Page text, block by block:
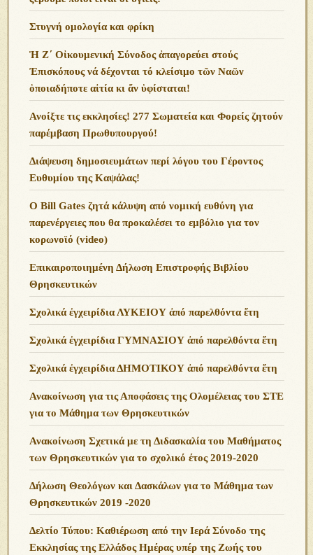
Στυγνή ομολογία και φρίκη
Ἡ Ζ΄ Οἰκουμενική Σύνοδος ἀπαγορεύει στούς
Ἐπισκόπους νά δέχονται τό κλείσιμο τῶν Ναῶν
ὁποιαδήποτε αἰτία κι ἄν ὑφίσταται!
Ανoίξτε τις εκκλησίες! 277 Σωματεία και Φορείς ζητούν
παρέμβαση Πρωθυπουργού!
Διάψευση δημοσιευμάτων περί λόγου του Γέροντος
Ευθυμίου της Καψάλας!
O Bill Gates ζητά κάλυψη από νομική ευθύνη για
παρενέργειες που θα προκαλέσει το εμβόλιο για τον
κορωνοϊό (video)
Επικαιροποιημένη Δήλωση Επιστροφής Βιβλίου
Θρησκευτικών
Σχολικά ἐγχειρίδια ΛΥΚΕΙΟΥ ἀπό παρελθόντα ἔτη
Σχολικά ἐγχειρίδια ΓΥΜΝΑΣΙΟΥ ἀπό παρελθόντα ἔτη
Σχολικά ἐγχειρίδια ΔΗΜΟΤΙΚΟΥ ἀπό παρελθόντα ἔτη
Ανακοίνωση για τις Αποφάσεις της Ολομέλειας του ΣΤΕ
για το Μάθημα των Θρησκευτικών
Ανακοίνωση Σχετικά με τη Διδασκαλία του Μαθήματος
των Θρησκευτικών για το σχολικό έτος 2019-2020
Δήλωση Θεολόγων και Δασκάλων για το Μάθημα των
Θρησκευτικών 2019 -2020
Δελτίο Τύπου: Καθιέρωση από την Ιερά Σύνοδο της
Εκκλησίας της Ελλάδος Ημέρας υπέρ της Ζωής του